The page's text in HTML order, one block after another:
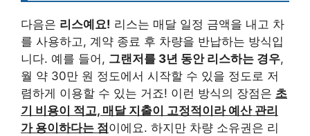
다음은 리스예요! 리스는 매달 일정 금액을 내고 차
를 사용하고, 계약 종료 후 차량을 반납하는 방식입
니다. 예를 들어, 그랜저를 3년 동안 리스하는 경우,
월 약 30만 원 정도에서 시작할 수 있을 정도로 저
렴하게 이용할 수 있는 거죠! 이런 방식의 장점은 초
기 비용이 적고, 매달 지출이 고정적이라 예산 관리
가 용이하다는 점 이에요. 하지만 차량 소유권은 리